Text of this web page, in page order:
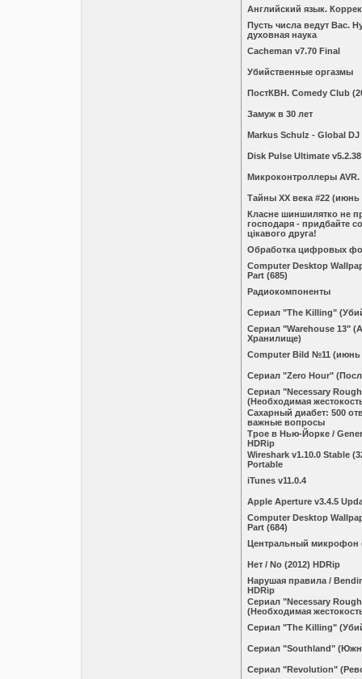
Английский язык.
Пусть числа ведут Вас.
духовная наука
Cacheman v7.70 Final
Убийственные оргазмы
ПостКВН. Comedy Club
Замуж в 30 лет
Markus Schulz - Global
Disk Pulse Ultimate v5.2.38
Микроконтроллеры AVR.
Тайны ХХ века #22 (июнь
Класне шиншилятко не
господаря - придбайте
цікавого друга!
Обработка цифровых
Computer Desktop
Part (685)
Радиокомпоненты
Сериал "The Killing"
Сериал "Warehouse 13"
Хранилище)
Computеr Bild №11 (июнь
Сериал "Zero Hour"
Сериал "Necessary
(Необходимая
Сахарный диабет: 500
важные вопросы
Трое в Нью-Йорке /
HDRip
Wireshark v1.10.0 Stable
Portable
iTunes v11.0.4
Apple Aperture v3.4.5
Computer Desktop
Part (684)
Центральный микрофон
Нет / No (2012) HDRip
Нарушая правила /
HDRip
Сериал "Necessary
(Необходимая
Сериал "The Killing"
Сериал "Southland"
Сериал "Revolution"